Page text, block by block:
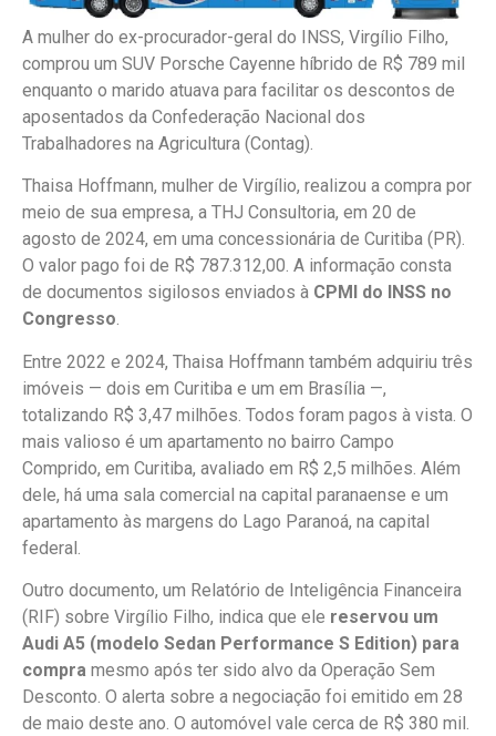
A mulher do ex-procurador-geral do INSS, Virgílio Filho,
comprou um SUV Porsche Cayenne híbrido de R$ 789 mil
enquanto o marido atuava para facilitar os descontos de
aposentados da Confederação Nacional dos
Trabalhadores na Agricultura (Contag).
Thaisa Hoffmann, mulher de Virgílio, realizou a compra por
meio de sua empresa, a THJ Consultoria, em 20 de
agosto de 2024, em uma concessionária de Curitiba (PR).
O valor pago foi de R$ 787.312,00. A informação consta
de documentos sigilosos enviados à CPMI do INSS no
Congresso.
Entre 2022 e 2024, Thaisa Hoffmann também adquiriu três
imóveis — dois em Curitiba e um em Brasília —,
totalizando R$ 3,47 milhões. Todos foram pagos à vista. O
mais valioso é um apartamento no bairro Campo
Comprido, em Curitiba, avaliado em R$ 2,5 milhões. Além
dele, há uma sala comercial na capital paranaense e um
apartamento às margens do Lago Paranoá, na capital
federal.
Outro documento, um Relatório de Inteligência Financeira
(RIF) sobre Virgílio Filho, indica que ele reservou um
Audi A5 (modelo Sedan Performance S Edition) para
compra mesmo após ter sido alvo da Operação Sem
Desconto. O alerta sobre a negociação foi emitido em 28
de maio deste ano. O automóvel vale cerca de R$ 380 mil.